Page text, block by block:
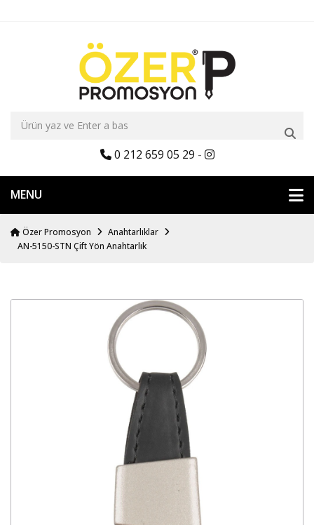
0 212 659 05 29 -
MENU
Özer Promosyon
Anahtarlıklar
AN-5150-STN Çift Yön Anahtarlık